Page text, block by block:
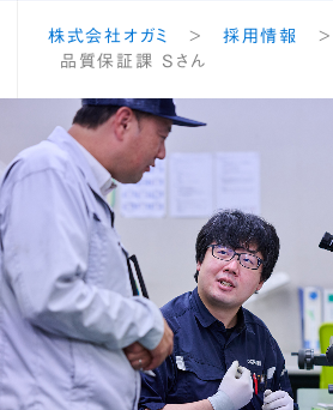
TECHNOLOGY
PRODUCTS
COMPANY
株式会社オガミ > 採用情報 >
品質保証課 Sさん